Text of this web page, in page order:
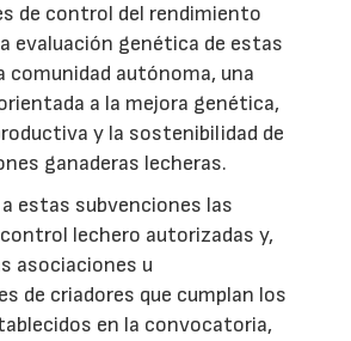
de control del rendimiento
evaluación genética de estas
comunidad autónoma, una
a la mejora genética,
y la sostenibilidad de
ganaderas lecheras.
estas subvenciones las
lechero autorizadas y,
asociaciones u
de criadores que cumplan los
en la convocatoria,